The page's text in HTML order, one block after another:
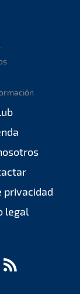
privacidad
legal